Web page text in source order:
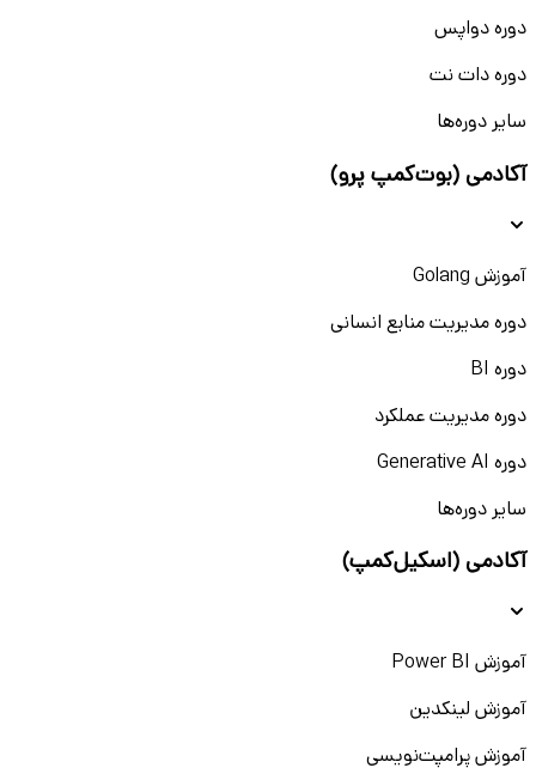
دوره دواپس
دوره دات نت
سایر دوره‌ها
آکادمی (بوت‌کمپ پرو)
آموزش Golang
دوره مدیریت منابع انسانی
دوره BI
دوره مدیریت عملکرد
دوره Generative AI
سایر دوره‌ها
آکادمی (اسکیل‌کمپ)
آموزش Power BI
آموزش لینکدین
آموزش پرامپت‌نویسی